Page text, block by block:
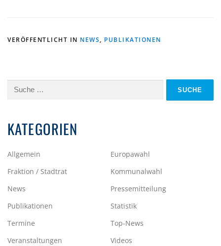
VERÖFFENTLICHT IN NEWS, PUBLIKATIONEN
Suche
KATEGORIEN
Allgemein
Europawahl
Fraktion / Stadtrat
Kommunalwahl
News
Pressemitteilung
Publikationen
Statistik
Termine
Top-News
Veranstaltungen
Videos